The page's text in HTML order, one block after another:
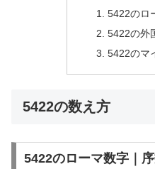
5422のロ
5422の外
5422のマ
5422の数え方
5422のローマ数字｜